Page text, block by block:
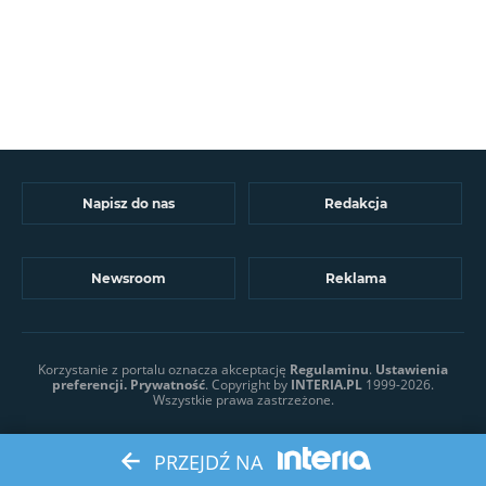
Napisz do nas Redakcja
Newsroom Reklama
Korzystanie z portalu oznacza akceptację Regulaminu. Ustawienia
preferencji. Prywatność. Copyright by INTERIA.PL 1999-2026.
Wszystkie prawa zastrzeżone.
PRZEJDŹ NA